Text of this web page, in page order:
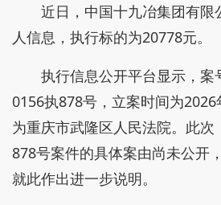
近日，中国十九冶集团有限
人信息，执行标的为20778元。
执行信息公开平台显示，案
0156执878号，立案时间为
为重庆市武隆区人民法院。此次
878号案件的具体案由尚未公开
就此作出进一步说明。